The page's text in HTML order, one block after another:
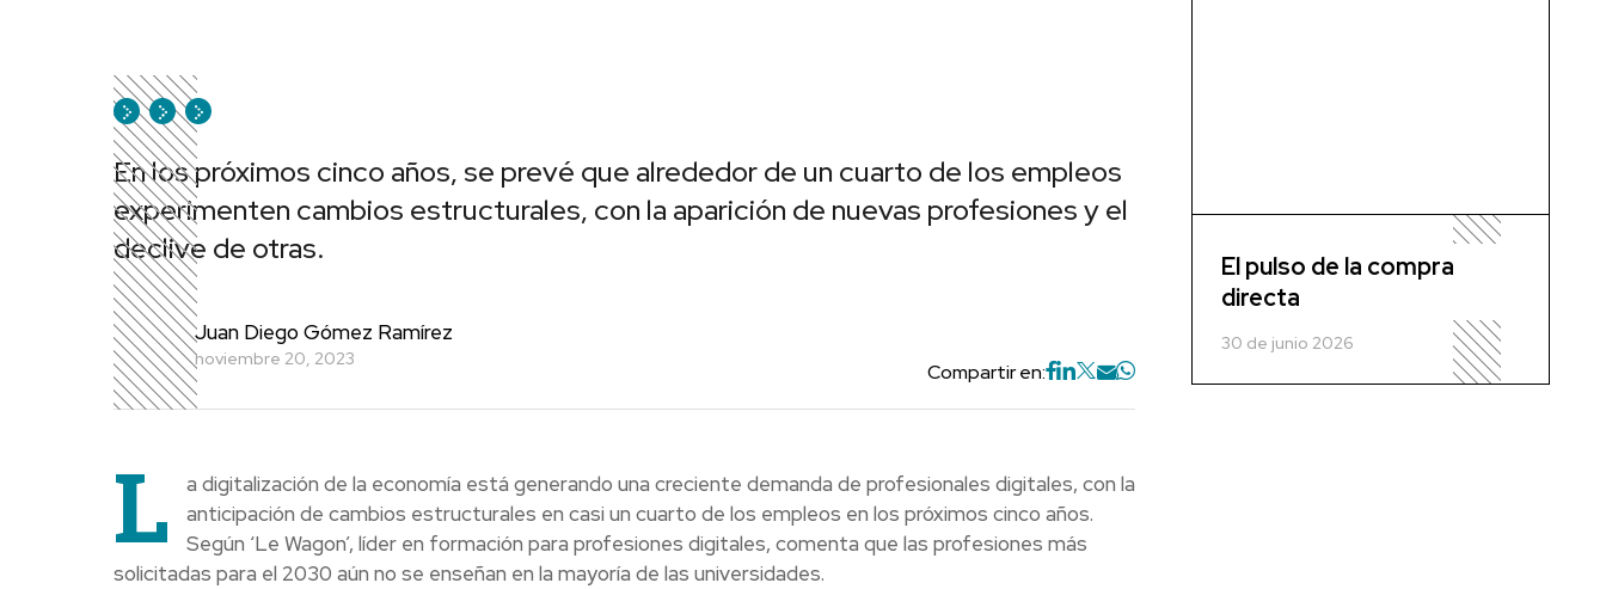
En los próximos cinco años, se prevé que alrededor de un cuarto de los empleos
experimenten cambios estructurales, con la aparición de nuevas profesiones y el
declive de otras.
Juan Diego Gómez Ramírez
noviembre 20, 2023
Compartir en:
L
a digitalización de la economía está generando una creciente demanda de profesionales digitales, con la
anticipación de cambios estructurales en casi un cuarto de los empleos en los próximos cinco años.
Según ‘Le Wagon’, líder en formación para profesiones digitales, comenta que las profesiones más
solicitadas para el 2030 aún no se enseñan en la mayoría de las universidades.
El pulso de la compra
directa
30 de junio 2026